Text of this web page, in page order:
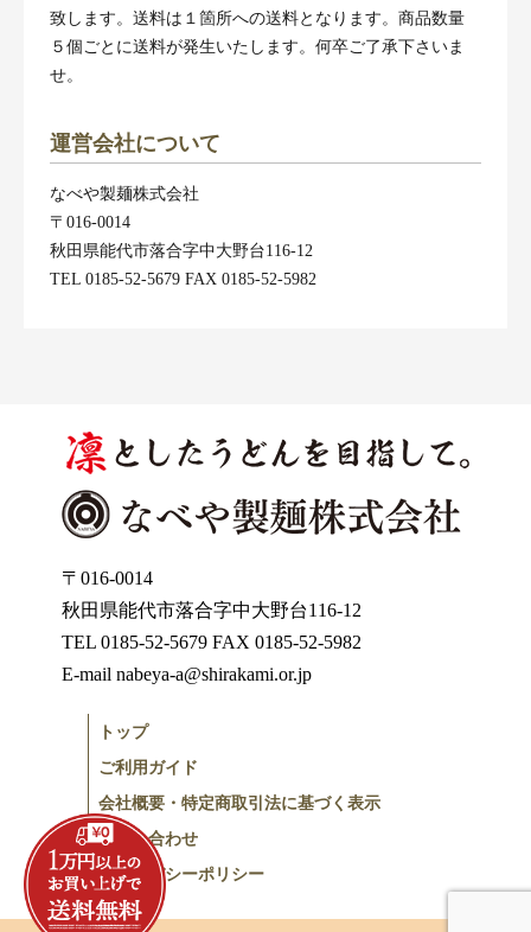
致します。送料は１箇所への送料となります。商品数量
５個ごとに送料が発生いたします。何卒ご了承下さいま
せ。
運営会社について
なべや製麺株式会社
〒016-0014
秋田県能代市落合字中大野台116-12
TEL 0185-52-5679 FAX 0185-52-5982
〒016-0014
秋田県能代市落合字中大野台116-12
TEL 0185-52-5679 FAX 0185-52-5982
E-mail nabeya-a@shirakami.or.jp
トップ
ご利用ガイド
会社概要・特定商取引法に基づく表示
お問い合わせ
プライバシーポリシー